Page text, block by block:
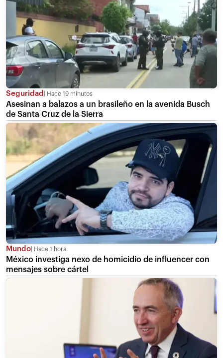
Seguridad Hace 19 minutos
Asesinan a balazos a un brasileño en la avenida Busch
de Santa Cruz de la Sierra
Mundo Hace 1 hora
México investiga nexo de homicidio de influencer con
mensajes sobre cártel